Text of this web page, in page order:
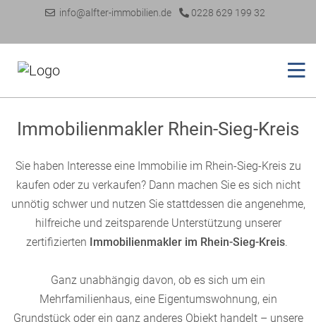
info@alfter-immobilien.de 0228 629 199 32
Immobilienmakler Rhein-Sieg-Kreis
Sie haben Interesse eine Immobilie im Rhein-Sieg-Kreis zu
kaufen oder zu verkaufen? Dann machen Sie es sich nicht
unnötig schwer und nutzen Sie stattdessen die angenehme,
hilfreiche und zeitsparende Unterstützung unserer
zertifizierten Immobilienmakler im Rhein-Sieg-Kreis.
Ganz unabhängig davon, ob es sich um ein
Mehrfamilienhaus, eine Eigentumswohnung, ein
Grundstück oder ein ganz anderes Objekt handelt – unsere